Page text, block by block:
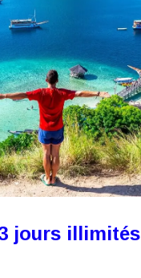
jours illimités